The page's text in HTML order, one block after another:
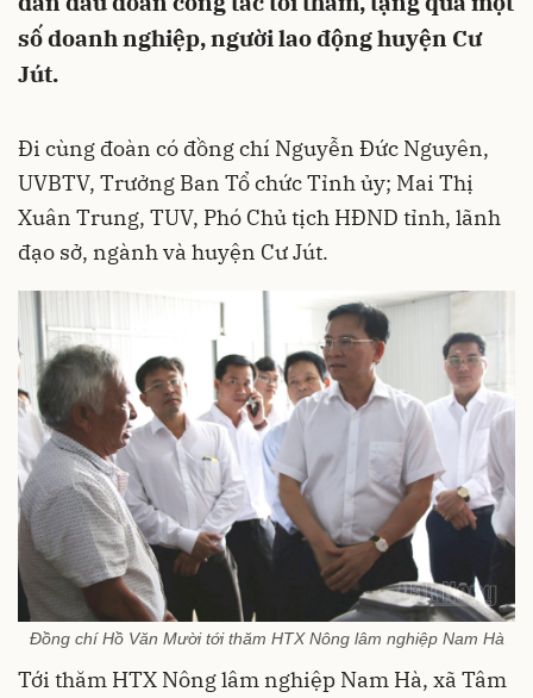
số doanh nghiệp, người lao động huyện Cư
Jút.
Đi cùng đoàn có đồng chí Nguyễn Đức Nguyên,
UVBTV, Trưởng Ban Tổ chức Tỉnh ủy; Mai Thị
Xuân Trung, TUV, Phó Chủ tịch HĐND tỉnh, lãnh
đạo sở, ngành và huyện Cư Jút.
Đồng chí Hồ Văn Mười tới thăm HTX Nông lâm nghiệp Nam Hà
Tới thăm HTX Nông lâm nghiệp Nam Hà, xã Tâm